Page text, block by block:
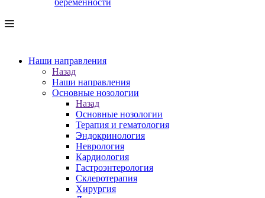
беременности
Наши направления
Назад
Наши направления
Основные нозологии
Назад
Основные нозологии
Терапия и гематология
Эндокринология
Неврология
Кардиология
Гастроэнтерология
Склеротерапия
Хирургия